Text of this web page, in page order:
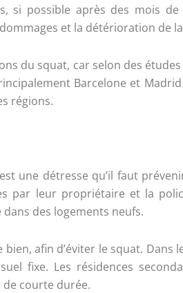
si possible après des mois
et la détérioration de
du squat, car selon des
Barcelone et
régions.
une détresse qu’il faut
par leur propriétaire et la
des logements neufs.
afin d’éviter le squat. Dans
fixe. Les résidences
courte durée.